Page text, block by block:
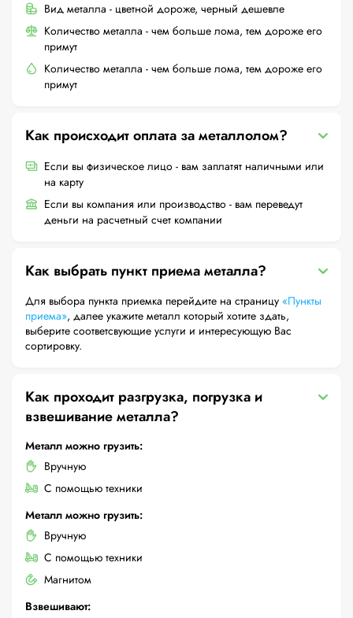
Вид металла - цветной дороже, черный дешевле
Количество металла - чем больше лома, тем дороже его
примут
Количество металла - чем больше лома, тем дороже его
примут
Как происходит оплата за металлолом?
Если вы физическое лицо - вам заплатят наличными или
на карту
Если вы компания или производство - вам переведут
деньги на расчетный счет компании
Как выбрать пункт приема металла?
Для выбора пункта приемка перейдите на страницу «Пункты
приема», далее укажите металл который хотите здать,
выберите соответсвующие услуги и интересующую Вас
сортировку.
Как проходит разгрузка, погрузка и
взвешивание металла?
Металл можно грузить:
Вручную
С помощью техники
Металл можно грузить:
Вручную
С помощью техники
Магнитом
Взвешивают: